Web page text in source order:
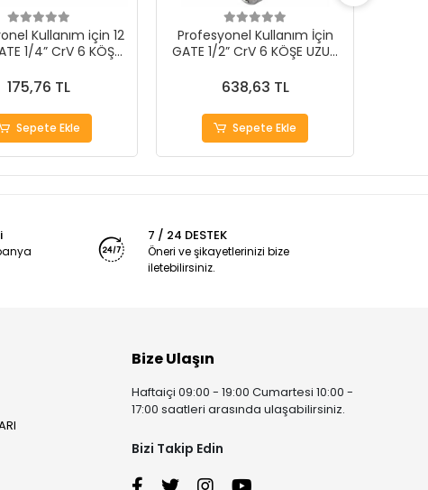
Kullanım için 12
1/4” CrV 6 KÖŞE
175,76 TL
Sepete Ekle
Profesyonel Kullanım İçin
GATE 1/2” CrV 6 KÖŞE UZUN
638,63 TL
Sepete Ekle
7 / 24 DESTEK
Öneri ve şikayetlerinizi bize
iletebilirsiniz.
Bize Ulaşın
Haftaiçi 09:00 - 19:00 Cumartesi 10:00 -
17:00 saatleri arasında ulaşabilirsiniz.
Bizi Takip Edin